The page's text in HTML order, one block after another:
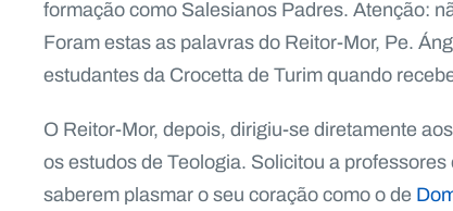
formação como Salesianos Padres. Atenção:
Foram estas as palavras do Reitor-Mor, Pe.
estudantes da Crocetta de Turim quando
O Reitor-Mor, depois, dirigiu-se diretamente
os estudos de Teologia. Solicitou a
saberem plasmar o seu coração como o de